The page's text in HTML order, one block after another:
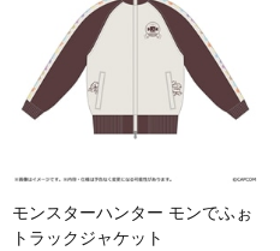
モンスターハンター モンでふぉ
トラックジャケット